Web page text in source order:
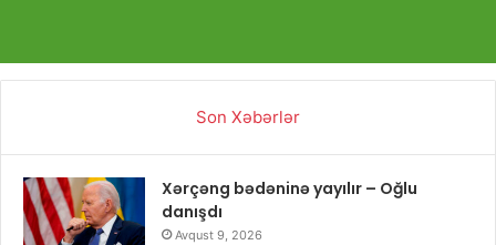
Son Xəbərlər
Xərçəng bədəninə yayılır – Oğlu
danışdı
Avqust 9, 2026